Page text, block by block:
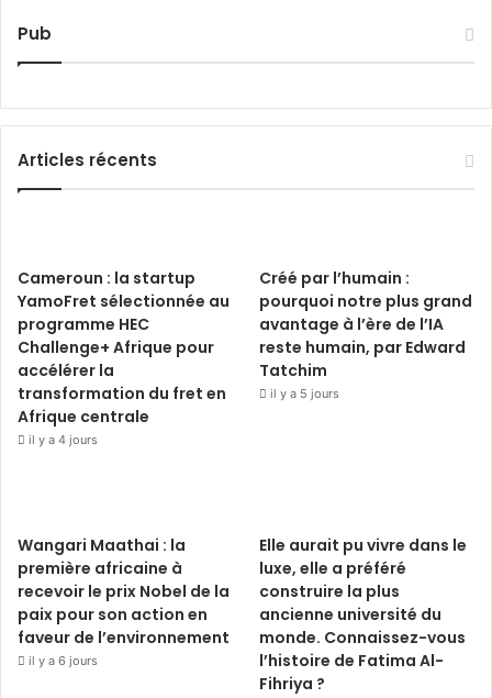
Pub
Articles récents
Cameroun : la startup
YamoFret sélectionnée au
programme HEC
Challenge+ Afrique pour
accélérer la
transformation du fret en
Afrique centrale
il y a 4 jours
Créé par l’humain :
pourquoi notre plus grand
avantage à l’ère de l’IA
reste humain, par Edward
Tatchim
il y a 5 jours
Wangari Maathai : la
première africaine à
recevoir le prix Nobel de la
paix pour son action en
faveur de l’environnement
il y a 6 jours
Elle aurait pu vivre dans le
luxe, elle a préféré
construire la plus
ancienne université du
monde. Connaissez-vous
l’histoire de Fatima Al-
Fihriya ?